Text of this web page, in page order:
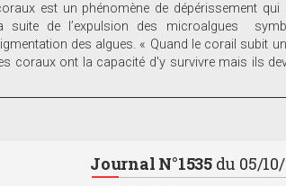
est un phénomène de dépérissement
de l’expulsion des microalgues
des algues. « Quand le corail subit
coraux ont la capacité d'y survivre mais ils
Journal N°1535du 05/